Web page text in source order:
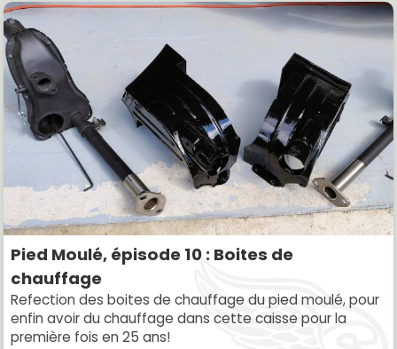
Pied Moulé, épisode 10 : Boites de
chauffage
Refection des boites de chauffage du pied moulé, pour
enfin avoir du chauffage dans cette caisse pour la
première fois en 25 ans!